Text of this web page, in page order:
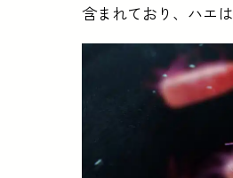
含まれており、ハエ